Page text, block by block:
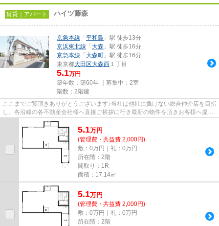
賃貸｜アパート ハイツ藤森
京急本線 「 平和島 」駅 徒歩13分
京浜東北線 「 大森 」駅 徒歩16分
京急本線 「 大森町 」駅 徒歩16分
東京都大田区大森西 １丁目
5.1万円
築年数：築60年 ｜募集中： 2室
階数：2階建
ここまでご覧頂きありがとうございます♪当社は他社に負けない総合仲介店を目指
し、各沿線の各不動産会社様へ直接ご挨拶に行き最新の物件を頂きお客様へ提供
しております！最新の情報は...
5.1万円
(管理費・共益費 2,000円)
敷：0万円｜礼：0万円
所在階：2階
間取り：1R
面積：17.14㎡
5.1万円
(管理費・共益費 2,000円)
敷：0万円｜礼：0万円
所在階：2階